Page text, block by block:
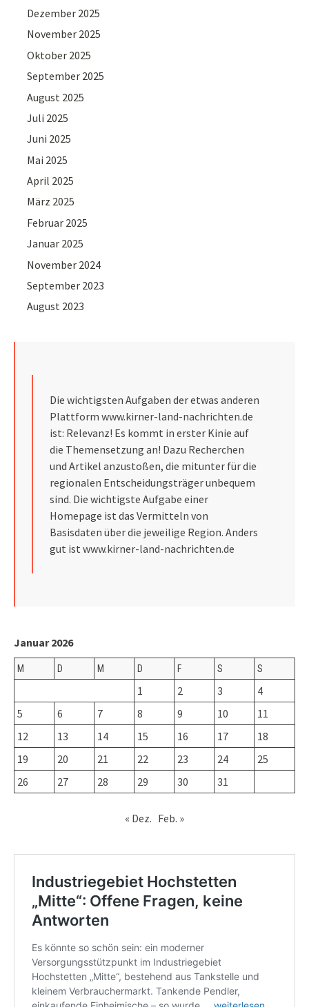
Dezember 2025
November 2025
Oktober 2025
September 2025
August 2025
Juli 2025
Juni 2025
Mai 2025
April 2025
März 2025
Februar 2025
Januar 2025
November 2024
September 2023
August 2023
Die wichtigsten Aufgaben der etwas anderen
Plattform www.kirner-land-nachrichten.de
ist: Relevanz! Es kommt in erster Kinie auf
die Themensetzung an! Dazu Recherchen
und Artikel anzustoßen, die mitunter für die
regionalen Entscheidungsträger unbequem
sind. Die wichtigste Aufgabe einer
Homepage ist das Vermitteln von
Basisdaten über die jeweilige Region. Anders
gut ist www.kirner-land-nachrichten.de
Januar 2026
M D M D F S S
1 2 3
4
5
6 7 8 9 10
11
12
13 14 15 16 17
18
19
20 21 22 23 24
25
26
27 28 29 30 31
« Dez. Feb. »